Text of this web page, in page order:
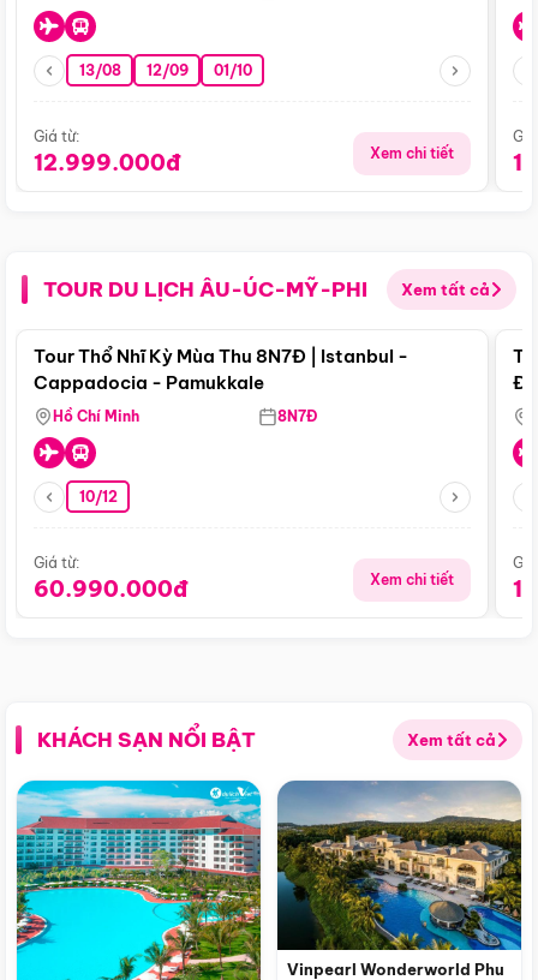
13/08 12/09 01/10
Giá từ:
12.999.000đ Xem chi tiết
TOUR DU LỊCH ÂU-ÚC-MỸ-PHI Xem tất cả
Điểm nổi bật
Tour Thổ Nhĩ Kỳ Mùa Thu 8N7Đ | Istanbul -
Cappadocia - Pamukkale
Hồ Chí Minh 8N7Đ
10/12
Giá từ:
60.990.000đ Xem chi tiết
KHÁCH SẠN NỔI BẬT Xem tất cả
Vinpearl Wonderworld Phu